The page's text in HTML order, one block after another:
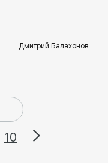
Дмитрий Балахонов
10